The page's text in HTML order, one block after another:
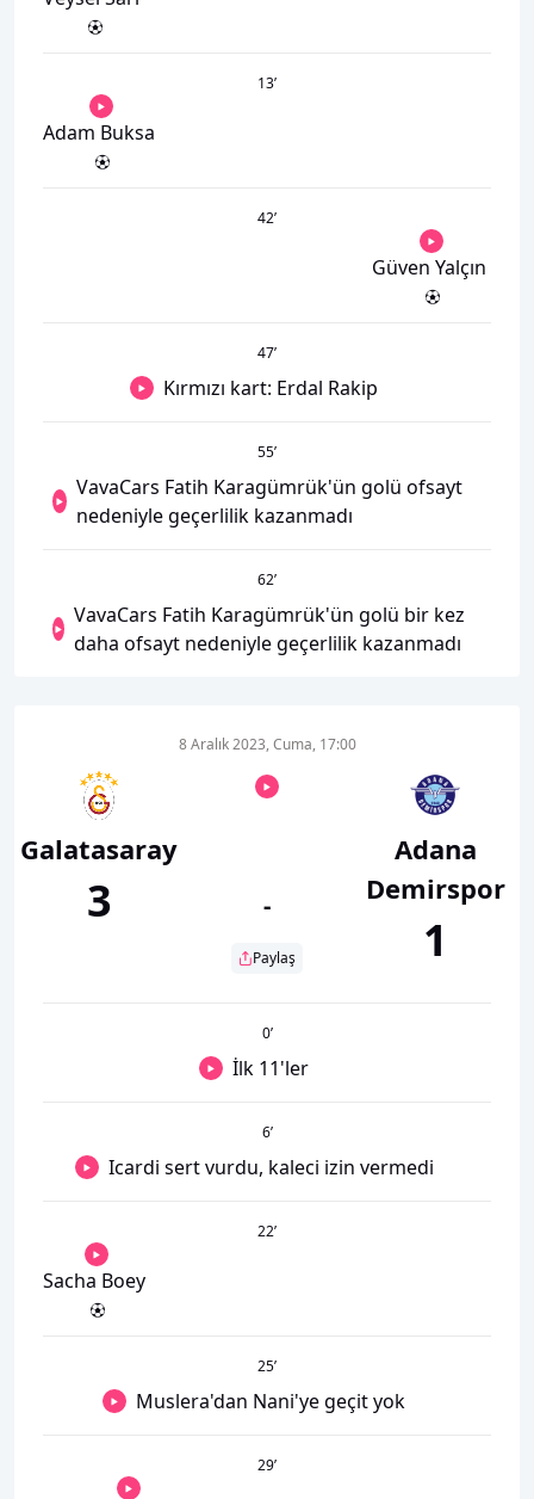
13’
Adam Buksa
42’
Güven Yalçın
47’
Kırmızı kart: Erdal Rakip
55’
VavaCars Fatih Karagümrük'ün golü ofsayt
nedeniyle geçerlilik kazanmadı
62’
VavaCars Fatih Karagümrük'ün golü bir kez
daha ofsayt nedeniyle geçerlilik kazanmadı
Galatasaray
3
8 Aralık 2023, Cuma, 17:00
-
Paylaş
Adana
Demirspor
1
0’
İlk 11'ler
6’
Icardi sert vurdu, kaleci izin vermedi
22’
Sacha Boey
25’
Muslera'dan Nani'ye geçit yok
29’